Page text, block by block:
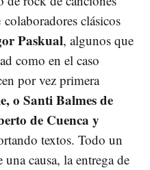
clásicos
Paskual, algunos que
como en el caso
por vez primera
o Santi Balmes de
de Cuenca y
textos. Todo un
causa, la entrega de